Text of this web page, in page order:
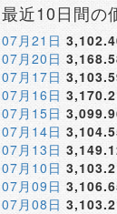
最近10日間の
07月21日
07月20日
07月17日
07月16日
07月15日
07月14日
07月13日
07月10日
07月09日
07月08日